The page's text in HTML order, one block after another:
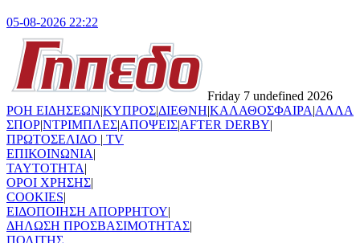
05-08-2026 22:22
Friday 7 undefined 2026
ΡΟΗ ΕΙΔΗΣΕΩΝ|ΚΥΠΡΟΣ|ΔΙΕΘΝΗ|ΚΑΛΑΘΟΣΦΑΙΡΑ|ΑΛΛΑ
ΣΠΟΡ|ΝΤΡΙΜΠΛΕΣ|ΑΠΟΨΕΙΣ|AFTER DERBY|
ΠΡΩΤΟΣΕΛΙΔΟ | TV
ΕΠΙΚΟΙΝΩΝΙΑ|
TAYTOTHTA|
ΟΡΟΙ ΧΡΗΣΗΣ|
COOKIES|
ΕΙΔΟΠΟΙΗΣΗ ΑΠΟΡΡΗΤΟΥ|
ΔΗΛΩΣΗ ΠΡΟΣΒΑΣΙΜΟΤΗΤΑΣ|
ΠΟΛΙΤΗΣ